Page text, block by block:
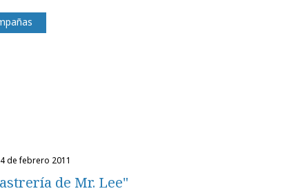
4 de febrero 2011
de Mr. Lee"